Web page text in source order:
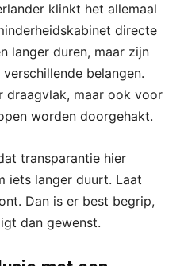
klinkt het allemaal
directe
langer duren, maar zijn
belangen.
draagvlak, maar ook voor
worden doorgehakt.
transparantie hier
iets langer duurt. Laat
Dan is er best begrip,
dan gewenst.